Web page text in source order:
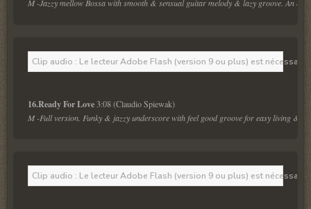
M -Jazzy mellow Bossa with smooth & sensual guitar melody & lazy groove. An
Clip audio : Le lecteur Adobe Flash (version 9 ou plus) est
16.Ready For Love
3:08 (Claudio Spiewak)
M -Full version. Funky & jazzy underscore with feel good groove for easy living &
Clip audio : Le lecteur Adobe Flash (version 9 ou plus) est